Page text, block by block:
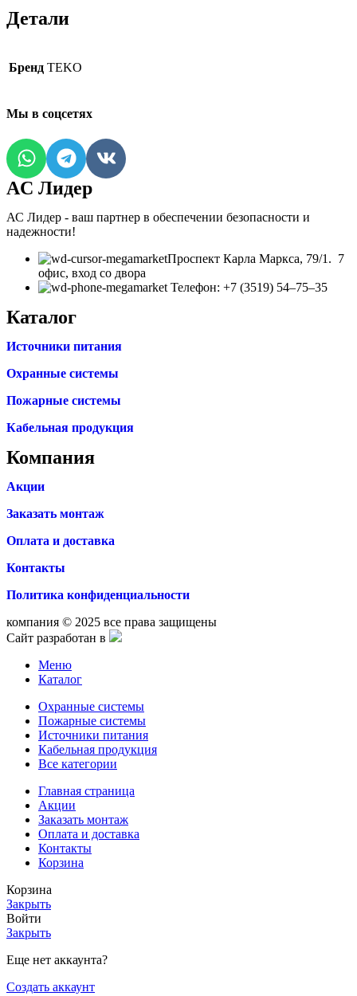
Детали
Бренд TEKO
Мы в соцсетях
AC Лидер
АС Лидер - ваш партнер в обеспечении безопасности и
надежности!
​Проспект Карла Маркса, 79/1. 7
офис, вход со двора
Телефон: +7 (3519) 54‒75‒35
Каталог
Источники питания
Охранные системы
Пожарные системы
Кабельная продукция
Компания
Акции
Заказать монтаж
Оплата и доставка
Контакты
Политика конфиденциальности
компания © 2025 все права защищены
Сайт разработан в
Меню
Каталог
Охранные системы
Пожарные системы
Источники питания
Кабельная продукция
Все категории
Главная страница
Акции
Заказать монтаж
Оплата и доставка
Контакты
Корзина
Корзина
Закрыть
Войти
Закрыть
Еще нет аккаунта?
Создать аккаунт